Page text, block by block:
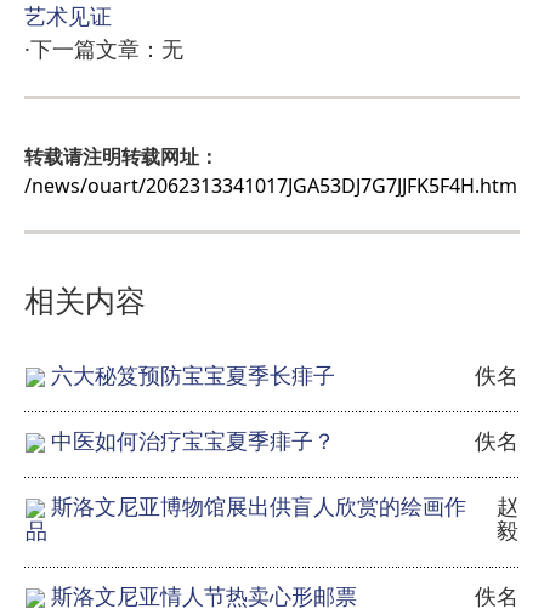
艺术见证
·下一篇文章：无
转载请注明转载网址：
/news/ouart/2062313341017JGA53DJ7G7JJFK5F4H.htm
相关内容
六大秘笈预防宝宝夏季长痱子 佚名
中医如何治疗宝宝夏季痱子？ 佚名
斯洛文尼亚博物馆展出供盲人欣赏的绘画作
品
赵
毅
斯洛文尼亚情人节热卖心形邮票 佚名